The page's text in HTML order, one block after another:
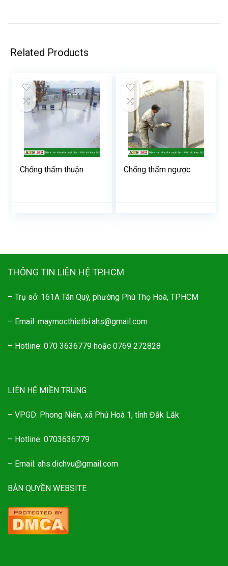
Related Products
Chống thấm thuận Chống thấm ngược
THÔNG TIN LIÊN HỆ TP.HCM
– Trụ sở: 161A Tân Quý, phường Phú Thọ Hoà, TPHCM
– Email: maymocthietbi.ahs@gmail.com
– Hotline: 070 3636779 hoặc 0769 272828
LIÊN HỆ MIỀN TRUNG
– VPGD: Phong Niên, xã Phú Hoà 1, tỉnh Đắk Lắk
– Hotline: 0703636779
– Email: ahs.dichvu@gmail.com
BẢN QUYỀN WEBSITE